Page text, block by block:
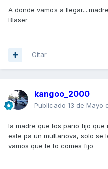
A donde vamos a
Blaser
Citar
kangoo_2000
Publicado 13 de Mayo
la madre que los pario fijo
este pa un multanova, solo se
vamos que te lo comes fijo